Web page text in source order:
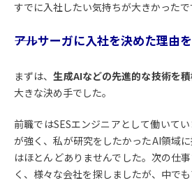
すでに入社したい気持ちが大きかったで
――アルサーガに入社を決めた理由
まずは、生成AIなどの先進的な技術を
大きな決め手でした。
前職ではSESエンジニアとして働いて
が強く、私が研究をしたかったAI領域
はほとんどありませんでした。次の仕
く、様々な会社を探しましたが、中で